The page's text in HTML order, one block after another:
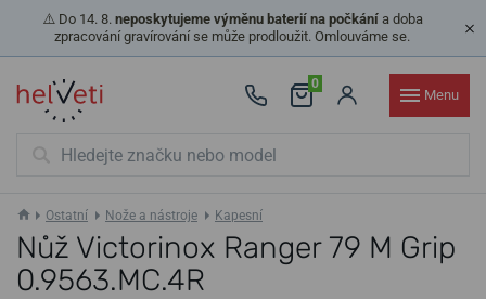
⚠️ Do 14. 8. neposkytujeme výměnu baterií na počkánía doba
zpracování gravírování se může prodloužit. Omlouváme se.
0
Menu
Ostatní Nože a nástroje Kapesní
Nůž Victorinox Ranger 79 M Grip
0.9563.MC.4R